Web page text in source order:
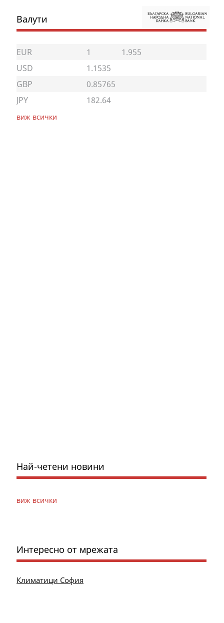
Валути
EUR 1
1.955
USD
1.1535
GBP
0.85765
JPY
182.64
виж всички
Най-четени новини
виж всички
Интересно от мрежата
Климатици София